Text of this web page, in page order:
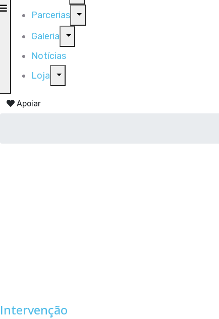
Parcerias
Galeria
Notícias
Loja
Apoiar
Intervenção